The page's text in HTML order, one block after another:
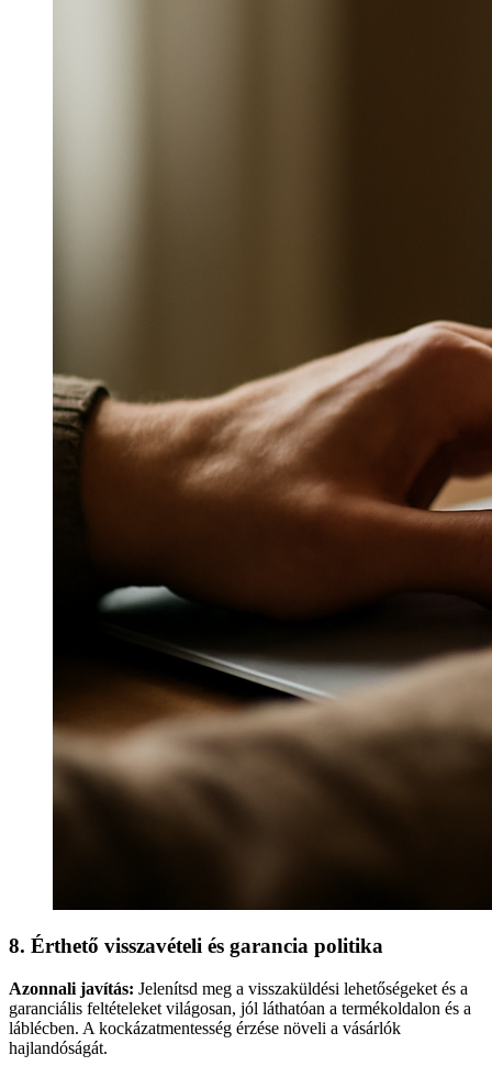
8. Érthető visszavételi és garancia politika
Azonnali javítás: Jelenítsd meg a visszaküldési lehetőségeket és a
garanciális feltételeket világosan, jól láthatóan a termékoldalon és a
láblécben. A kockázatmentesség érzése növeli a vásárlók
hajlandóságát.